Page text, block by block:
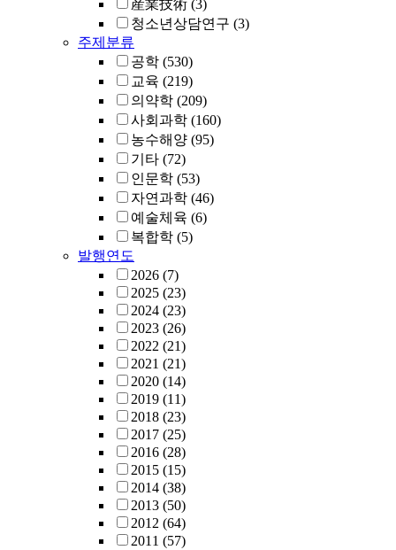
産業技術 (3)
청소년상담연구 (3)
주제분류
공학 (530)
교육 (219)
의약학 (209)
사회과학 (160)
농수해양 (95)
기타 (72)
인문학 (53)
자연과학 (46)
예술체육 (6)
복합학 (5)
발행연도
2026 (7)
2025 (23)
2024 (23)
2023 (26)
2022 (21)
2021 (21)
2020 (14)
2019 (11)
2018 (23)
2017 (25)
2016 (28)
2015 (15)
2014 (38)
2013 (50)
2012 (64)
2011 (57)